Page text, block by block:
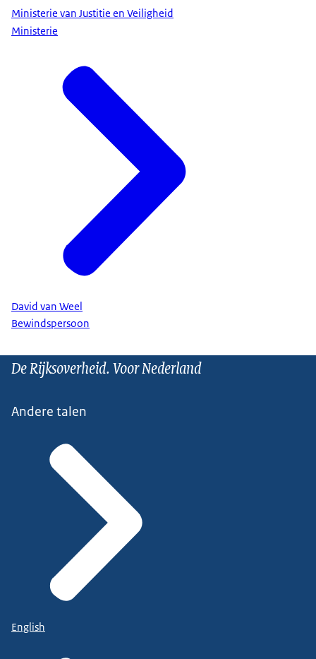
Ministerie van Justitie en Veiligheid
Ministerie
David van Weel
Bewindspersoon
De Rijksoverheid. Voor Nederland
Andere talen
English